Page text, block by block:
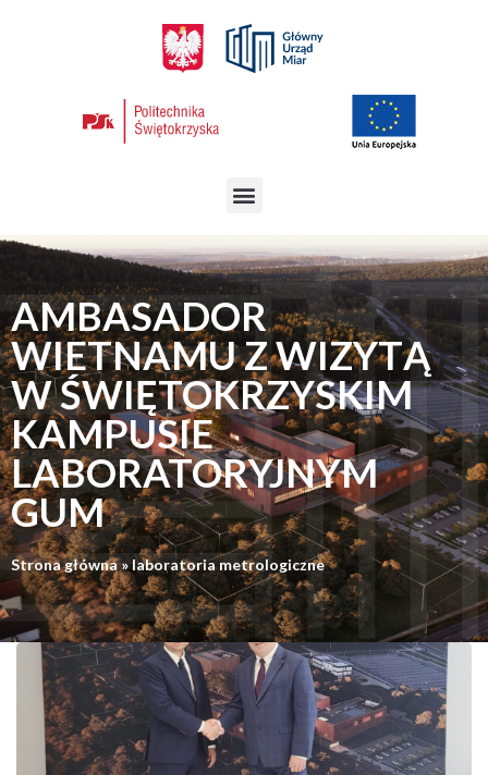
AMBASADOR
WIETNAMU Z WIZYTĄ
W ŚWIĘTOKRZYSKIM
KAMPUSIE
LABORATORYJNYM
GUM
Strona główna»laboratoria metrologiczne